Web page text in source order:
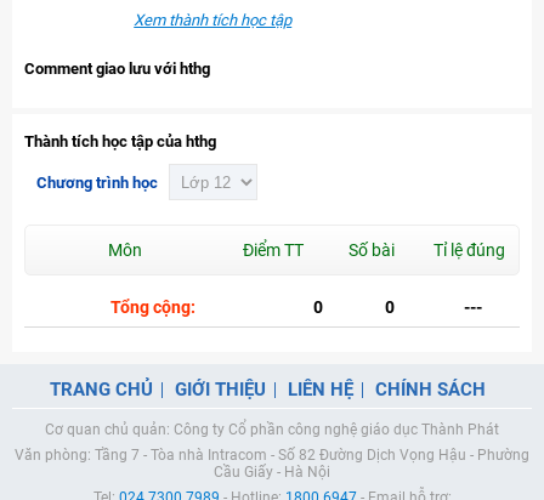
Xem thành tích học tập
Comment giao lưu với hthg
Thành tích học tập của hthg
Chương trình học
Môn Điểm TT Số bài Tỉ lệ đúng
Tổng cộng: 0 0 ---
TRANG CHỦ GIỚI THIỆU LIÊN HỆ CHÍNH SÁCH
Cơ quan chủ quản: Công ty Cổ phần công nghệ giáo dục Thành Phát
Văn phòng: Tầng 7 - Tòa nhà Intracom - Số 82 Đường Dịch Vọng Hậu - Phường
Cầu Giấy - Hà Nội